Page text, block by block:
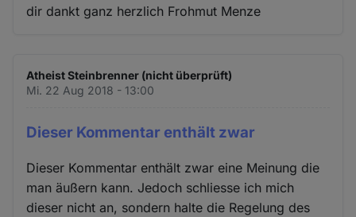
dir dankt ganz herzlich Frohmut Menze
Atheist Steinbrenner (nicht überprüft)
Mi. 22 Aug 2018 - 13:00
Dieser Kommentar enthält zwar
Dieser Kommentar enthält zwar eine Meinung die
man äußern kann. Jedoch schliesse ich mich
dieser nicht an, sondern halte die Regelung des